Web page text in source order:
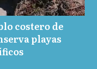
costero de
playas